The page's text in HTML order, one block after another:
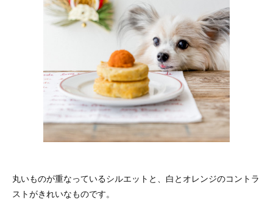
丸いものが重なっているシルエットと、白とオレンジのコントラ
ストがきれいなものです。